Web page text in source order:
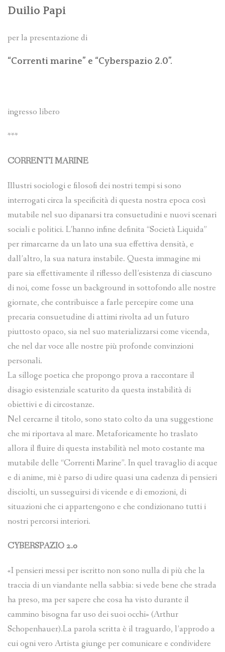
Duilio Papi
per la presentazione di
“Correnti marine” e “Cyberspazio 2.0”.
ingresso libero
***
CORRENTI MARINE
Illustri sociologi e filosofi dei nostri tempi si sono
interrogati circa la specificità di questa nostra epoca così
mutabile nel suo dipanarsi tra consuetudini e nuovi scenari
sociali e politici. L’hanno infine definita “Società Liquida”
per rimarcarne da un lato una sua effettiva densità, e
dall’altro, la sua natura instabile. Questa immagine mi
pare sia effettivamente il riflesso dell’esistenza di ciascuno
di noi, come fosse un background in sottofondo alle nostre
giornate, che contribuisce a farle percepire come una
precaria consuetudine di attimi rivolta ad un futuro
piuttosto opaco, sia nel suo materializzarsi come vicenda,
che nel dar voce alle nostre più profonde convinzioni
personali.
La silloge poetica che propongo prova a raccontare il
disagio esistenziale scaturito da questa instabilità di
obiettivi e di circostanze.
Nel cercarne il titolo, sono stato colto da una suggestione
che mi riportava al mare. Metaforicamente ho traslato
allora il fluire di questa instabilità nel moto costante ma
mutabile delle “Correnti Marine”. In quel travaglio di acque
e di anime, mi è parso di udire quasi una cadenza di pensieri
disciolti, un susseguirsi di vicende e di emozioni, di
situazioni che ci appartengono e che condizionano tutti i
nostri percorsi interiori.
CYBERSPAZIO 2.0
«I pensieri messi per iscritto non sono nulla di più che la
traccia di un viandante nella sabbia: si vede bene che strada
ha preso, ma per sapere che cosa ha visto durante il
cammino bisogna far uso dei suoi occhi» (Arthur
Schopenhauer).La parola scritta è il traguardo, l’approdo a
cui ogni vero Artista giunge per comunicare e condividere